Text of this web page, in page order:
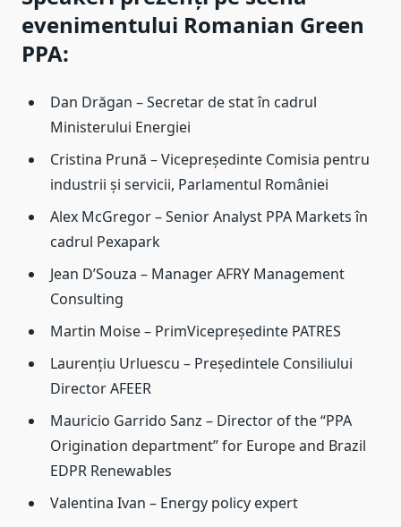
evenimentului Romanian Green
PPA:
Dan Drăgan – Secretar de stat în cadrul
Ministerului Energiei
Cristina Prună – Vicepreședinte Comisia pentru
industrii şi servicii, Parlamentul României
Alex McGregor – Senior Analyst PPA Markets în
cadrul Pexapark
Jean D’Souza – Manager AFRY Management
Consulting
Martin Moise – PrimVicepreședinte PATRES
Laurențiu Urluescu – Președintele Consiliului
Director AFEER
Mauricio Garrido Sanz – Director of the “PPA
Origination department” for Europe and Brazil
EDPR Renewables
Valentina Ivan – Energy policy expert